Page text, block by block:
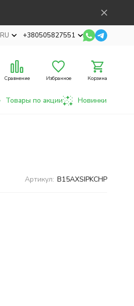
RU +380505827551
Сравнение Избранное Корзина
Товары по акции Новинки
Артикул: B15AXSIPKCHP